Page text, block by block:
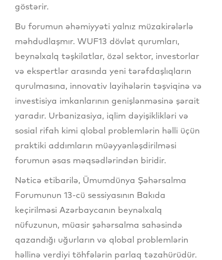
göstərir.
Bu forumun əhəmiyyəti yalnız müzakirələrlə
məhdudlaşmır. WUF13 dövlət qurumları,
beynəlxalq təşkilatlar, özəl sektor, investorlar
və ekspertlər arasında yeni tərəfdaşlıqların
qurulmasına, innovativ layihələrin təşviqinə və
investisiya imkanlarının genişlənməsinə şərait
yaradır. Urbanizasiya, iqlim dəyişiklikləri və
sosial rifah kimi qlobal problemlərin həlli üçün
praktiki addımların müəyyənləşdirilməsi
forumun əsas məqsədlərindən biridir.
Nəticə etibarilə, Ümumdünya Şəhərsalma
Forumunun 13-cü sessiyasının Bakıda
keçirilməsi Azərbaycanın beynəlxalq
nüfuzunun, müasir şəhərsalma sahəsində
qazandığı uğurların və qlobal problemlərin
həllinə verdiyi töhfələrin parlaq təzahürüdür.